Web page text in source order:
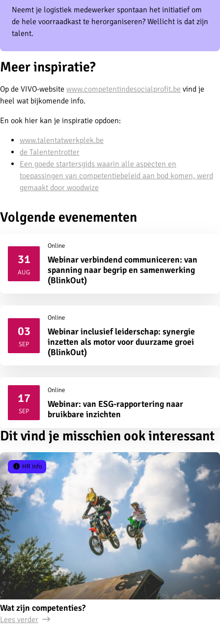
Neemt je logistiek medewerker spontaan het initiatief om
de hele voorraadkast te herorganiseren? Wellicht is dat zijn
talent.
Meer inspiratie?
Op de VIVO-website www.competentindesocialprofit.be vind je
heel wat bijkomende info.
En ook hier kan je inspiratie opdoen:
www.talentatwerkplek.be
de Talententrotter
Een goede startersgids waarin alle aspecten en
toepassingen van competentiebeleid aan bod komen, werd
gemaakt door woodwize
Volgende evenementen
31
AUG2026
Online
Webinar verbindend communiceren: van
spanning naar begrip en samenwerking
(BlinkOut)
03
SEP2026
Online
Webinar inclusief leiderschap: synergie
inzetten als motor voor duurzame groei
(BlinkOut)
17
SEP2026
Online
Webinar: van ESG-rapportering naar
bruikbare inzichten
Dit vind je misschien ook interessant
Wat zijn competenties?
HR info
Lees verder